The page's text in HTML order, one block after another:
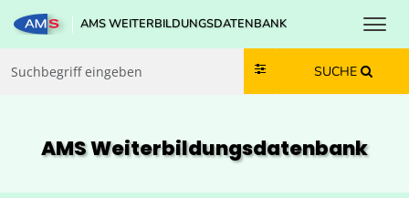
Zum Inhalt springen
Zum Navmenü springen
Zur Suche springen
Zur Footer springen
AMS WEITERBILDUNGSDATENBANK
SUCHE
AMS Weiterbildungs­datenbank